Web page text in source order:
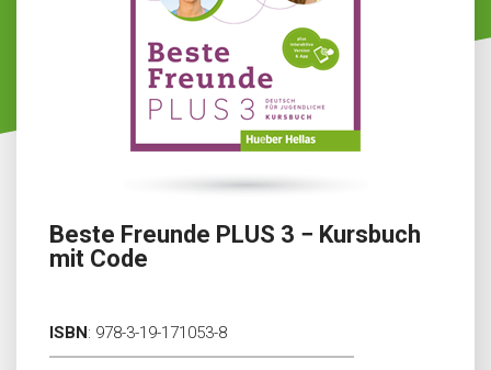
Beste Freunde PLUS 3 − Kursbuch
mit Code
ISBN: 978-3-19-171053-8